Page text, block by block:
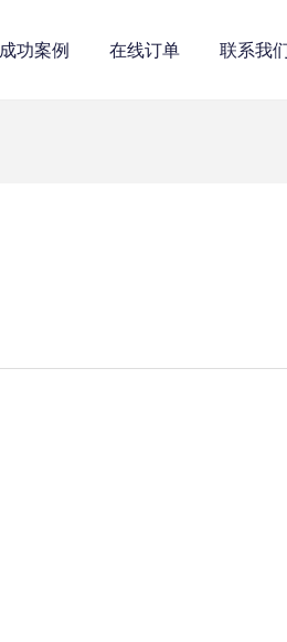
成功案例 在线订单 联系我